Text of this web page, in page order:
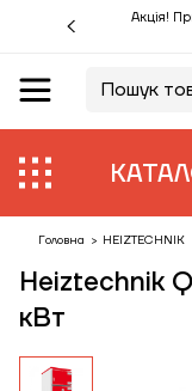
Акція!
Акції %
Виробники
Об'єкти
Монтаж
Клієнтам
Головна > HEIZTECHNIK
Heiztechnik
кВт